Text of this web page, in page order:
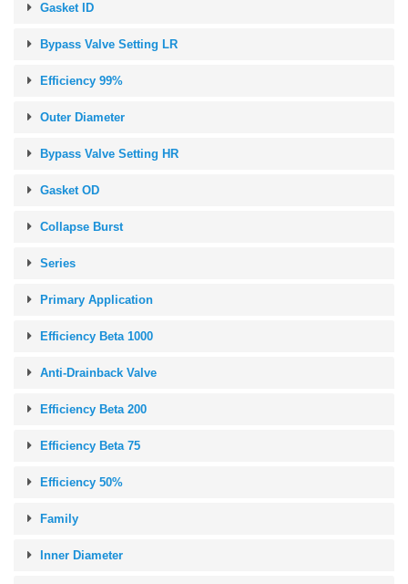
Gasket ID
Bypass Valve Setting LR
Efficiency 99%
Outer Diameter
Bypass Valve Setting HR
Gasket OD
Collapse Burst
Series
Primary Application
Efficiency Beta 1000
Anti-Drainback Valve
Efficiency Beta 200
Efficiency Beta 75
Efficiency 50%
Family
Inner Diameter